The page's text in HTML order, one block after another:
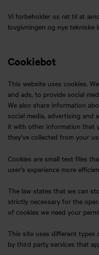
Vi forbeholder os ret til at
lovgivningen og nye tekniske
Cookiebot
This website uses cookies.
and ads, to provide social
We also share information
social media, advertising and
it with other information that
they’ve collected from your
Cookies are small text files
user's experience more
The law states that we can
strictly necessary for the
of cookies we need your
This site uses different types
by third party services that